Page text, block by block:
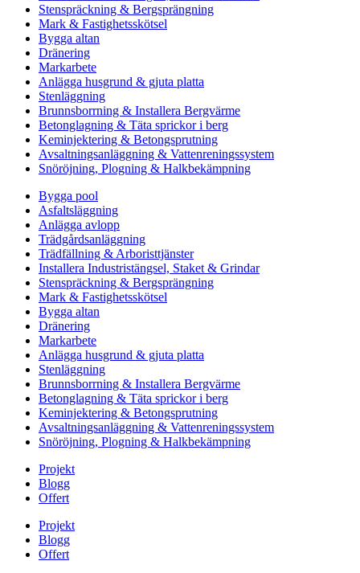
Stenspräckning & Bergsprängning
Mark & Fastighetsskötsel
Bygga altan
Dränering
Markarbete
Anlägga husgrund & gjuta platta
Stenläggning
Brunnsborrning & Installera Bergvärme
Betonglagning & Täta sprickor i berg
Keminjektering & Betongsprutning
Avsaltningsanläggning & Vattenreningssystem
Snöröjning, Plogning & Halkbekämpning
Bygga pool
Asfaltsläggning
Anlägga avlopp
Trädgårdsanläggning
Trädfällning & Arboristtjänster
Installera Industristängsel, Staket & Grindar
Stenspräckning & Bergsprängning
Mark & Fastighetsskötsel
Bygga altan
Dränering
Markarbete
Anlägga husgrund & gjuta platta
Stenläggning
Brunnsborrning & Installera Bergvärme
Betonglagning & Täta sprickor i berg
Keminjektering & Betongsprutning
Avsaltningsanläggning & Vattenreningssystem
Snöröjning, Plogning & Halkbekämpning
Projekt
Blogg
Offert
Projekt
Blogg
Offert